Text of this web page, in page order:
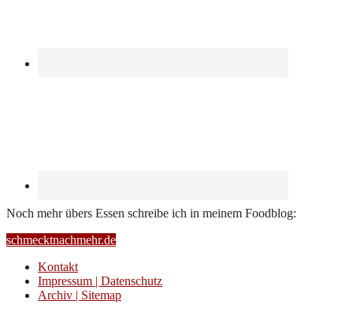
Noch mehr übers Essen schreibe ich in meinem Foodblog:
schmecktnachmehr.de
Kontakt
Impressum | Datenschutz
Archiv | Sitemap